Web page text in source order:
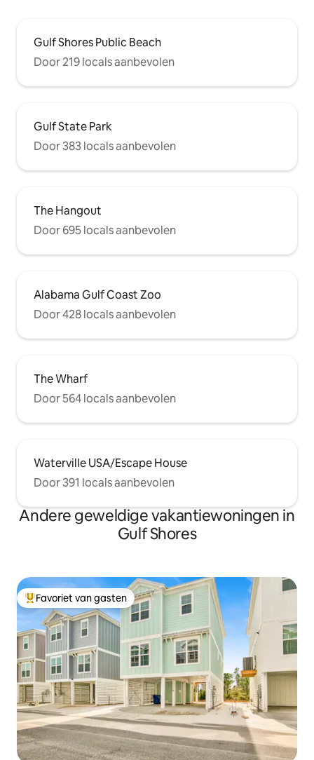
Gulf Shores Public Beach
Door 219 locals aanbevolen
Gulf State Park
Door 383 locals aanbevolen
The Hangout
Door 695 locals aanbevolen
Alabama Gulf Coast Zoo
Door 428 locals aanbevolen
The Wharf
Door 564 locals aanbevolen
Waterville USA/Escape House
Door 391 locals aanbevolen
Andere geweldige vakantiewoningen in
Gulf Shores
Topfavoriet van gasten
Favoriet van gasten